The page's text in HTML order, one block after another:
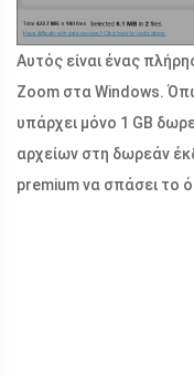
Αυτός είναι ένας
Zoom στα Windows.
υπάρχει μόνο 1 GB
αρχείων στη δωρεάν
premium να σπάσει το